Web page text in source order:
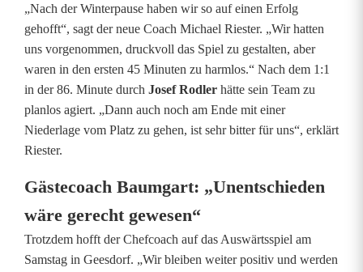
c
h
o
c
k
S
V
„Nach der Winterpause haben wir so auf einen Erfolg
gehofft“, sagt der neue Coach Michael Riester. „Wir hatten
uns vorgenommen, druckvoll das Spiel zu gestalten, aber
waren in den ersten 45 Minuten zu harmlos.“ Nach dem 1:1
in der 86. Minute durch Josef Rodler hätte sein Team zu
planlos agiert. „Dann auch noch am Ende mit einer
Niederlage vom Platz zu gehen, ist sehr bitter für uns“, erklärt
Riester.
Gästecoach Baumgart: „Unentschieden
wäre gerecht gewesen“
Trotzdem hofft der Chefcoach auf das Auswärtsspiel am
Samstag in Geesdorf. „Wir bleiben weiter positiv und werden